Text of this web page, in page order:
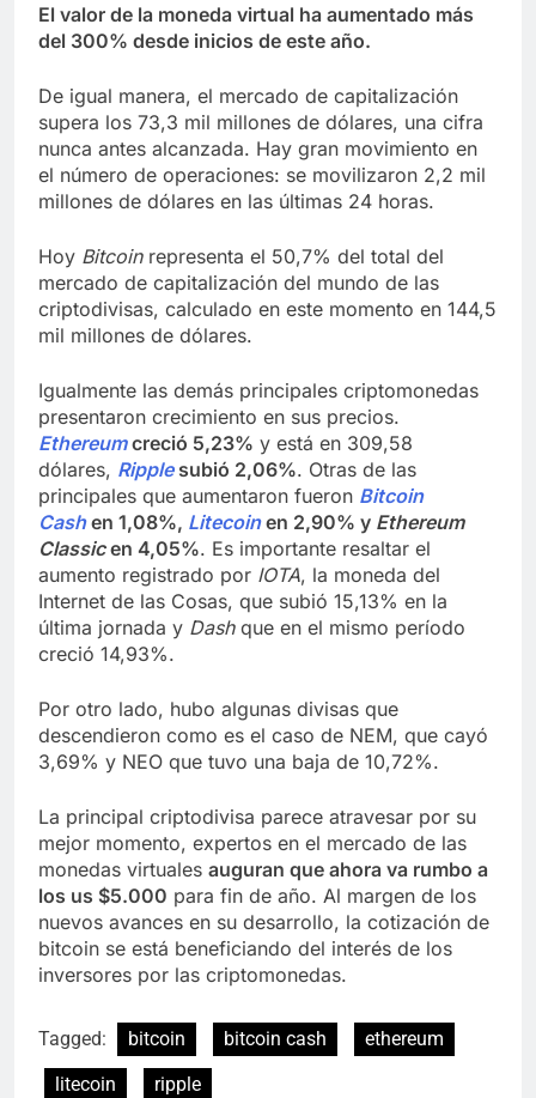
El valor de la moneda virtual ha aumentado más
del 300% desde inicios de este año.
De igual manera, el mercado de capitalización
supera los 73,3 mil millones de dólares, una cifra
nunca antes alcanzada. Hay gran movimiento en
el número de operaciones: se movilizaron 2,2 mil
millones de dólares en las últimas 24 horas.
Hoy Bitcoinrepresenta el 50,7% del total del
mercado de capitalización del mundo de las
criptodivisas, calculado en este momento en 144,5
mil millones de dólares.
Igualmente las demás principales criptomonedas
presentaron crecimiento en sus precios.
Ethereumcreció 5,23% y está en 309,58
dólares, Ripplesubió 2,06%. Otras de las
principales que aumentaron fueron Bitcoin
Cashen 1,08%, Litecoinen 2,90% y Ethereum
Classicen 4,05%. Es importante resaltar el
aumento registrado por IOTA, la moneda del
Internet de las Cosas, que subió 15,13% en la
última jornada y Dashque en el mismo período
creció 14,93%.
Por otro lado, hubo algunas divisas que
descendieron como es el caso de NEM, que cayó
3,69% y NEO que tuvo una baja de 10,72%.
La principal criptodivisa parece atravesar por su
mejor momento, expertos en el mercado de las
monedas virtuales auguran que ahora va rumbo a
los us $5.000 para fin de año. Al margen de los
nuevos avances en su desarrollo, la cotización de
bitcoin se está beneficiando del interés de los
inversores por las criptomonedas.
Tagged: bitcoin bitcoin cash
ethereum
litecoin
ripple